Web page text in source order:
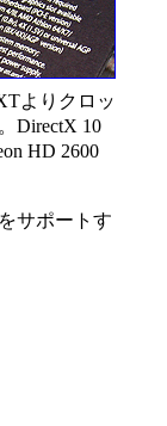
よりクロッ
DirectX 10
HD 2600
サポートす